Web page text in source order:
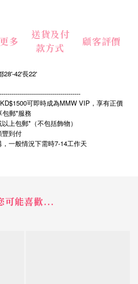
多
送貨及付
款方式
顧客評價
28'-42'長22'
可即時成為MMW VIP，享有正價
包郵*服務
上包郵*（不包括飾物）
豐到付
一般情況下需時7-14工作天
可能喜歡...